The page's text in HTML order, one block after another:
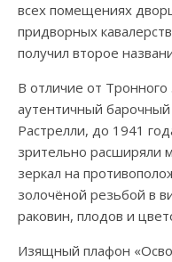
всех помещениях
придворных
получил второе
В отличие от
аутентичный
Растрелли, до 1941
зрительно расширяли
зеркал на
золочёной резьбой в
раковин, плодов и
Изящный плафон